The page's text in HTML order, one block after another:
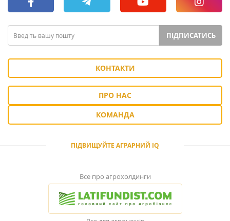
ПІДПИСАТИСЬ
КОНТАКТИ
ПРО НАС
КОМАНДА
ПІДВИЩУЙТЕ АГРАРНИЙ IQ
Все про агрохолдинги